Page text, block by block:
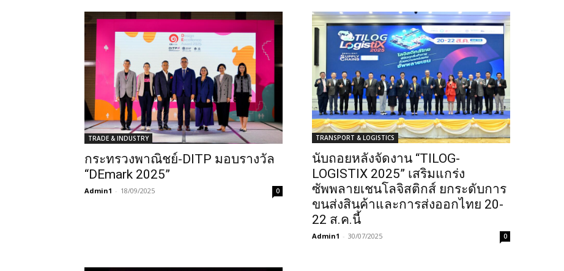
TRADE & INDUSTRY
กระทรวงพาณิชย์-DITP มอบรางวัล
“DEmark 2025”
Admin1 - 18/09/2025 0
TRANSPORT & LOGISTICS
นับถอยหลังจัดงาน “TILOG-
LOGISTIX 2025” เสริมแกร่ง
ซัพพลายเชนโลจิสติกส์ ยกระดับการ
ขนส่งสินค้าและการส่งออกไทย 20-
22 ส.ค.นี้
Admin1 - 30/07/2025 0